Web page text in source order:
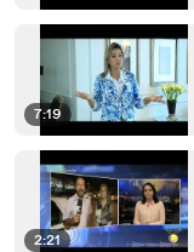
7:19
2:21